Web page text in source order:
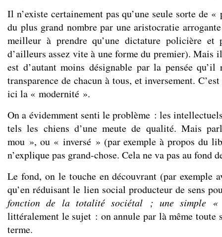
Il n’existe certainement pas qu’une seule sorte de
du plus grand nombre par une aristocratie
meilleur à prendre qu’une dictature policière et
d’ailleurs assez vite à une forme du premier).
est d’autant moins désignable par la pensée qu’il
transparence de chacun à tous, et inversement.
ici la « modernité ».
On a évidemment senti le problème : les
tels les chiens d’une meute de qualité. Mais
mou », ou « inversé » (par exemple à propos du
n’explique pas grand-chose. Cela ne va pas au fond
Le fond, on le touche en découvrant (par exemple
qu’en réduisant le lien social producteur de sens
fonction de la totalité sociétal ; une simple
littéralement le sujet : on annule par là même toute
terme.